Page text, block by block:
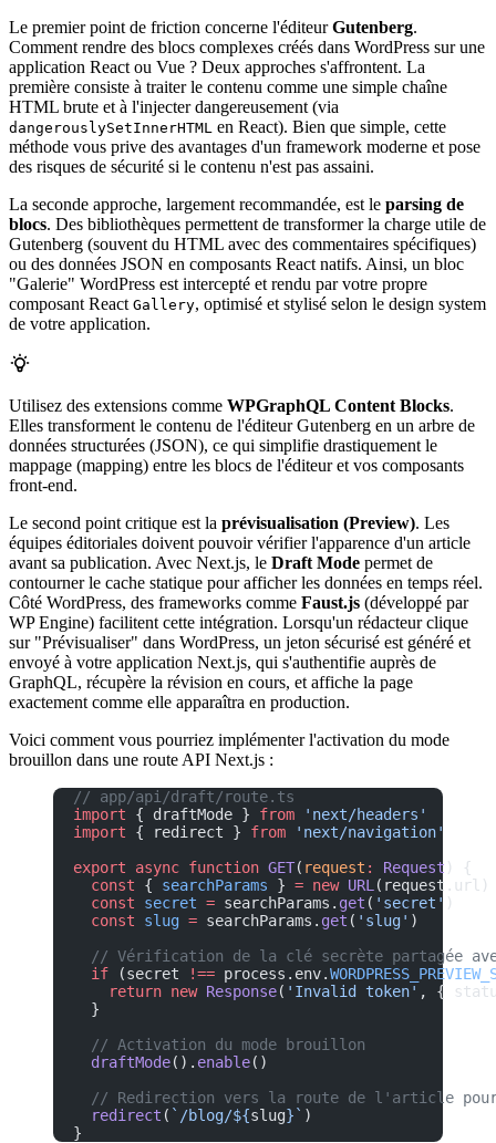
Le premier point de friction concerne l'éditeurGutenberg.
Comment rendre des blocs complexes créés dans WordPress sur une
application React ou Vue ? Deux approches s'affrontent. La
première consiste à traiter le contenu comme une simple chaîne
HTML brute et à l'injecter dangereusement (via
dangerouslySetInnerHTML en React). Bien que simple, cette
méthode vous prive des avantages d'un framework moderne et pose
des risques de sécurité si le contenu n'est pas assaini.
La seconde approche, largement recommandée, est le parsing de
blocs. Des bibliothèques permettent de transformer la charge utile de
Gutenberg (souvent du HTML avec des commentaires spécifiques)
ou des données JSON en composants React natifs. Ainsi, un bloc
"Galerie" WordPress est intercepté et rendu par votre propre
composant React Gallery, optimisé et stylisé selon le design system
de votre application.
Utilisez des extensions comme WPGraphQL Content Blocks.
Elles transforment le contenu de l'éditeur Gutenberg en un arbre de
données structurées (JSON), ce qui simplifie drastiquement le
mappage (mapping) entre les blocs de l'éditeur et vos composants
front-end.
Le second point critique est la prévisualisation (Preview). Les
équipes éditoriales doivent pouvoir vérifier l'apparence d'un article
avant sa publication. Avec Next.js, le Draft Mode permet de
contourner le cache statique pour afficher les données en temps réel.
Côté WordPress, des frameworks comme Faust.js (développé par
WP Engine) facilitent cette intégration. Lorsqu'un rédacteur clique
sur "Prévisualiser" dans WordPress, un jeton sécurisé est généré et
envoyé à votre application Next.js, qui s'authentifie auprès de
GraphQL, récupère la révision en cours, et affiche la page
exactement comme elle apparaîtra en production.
Voici comment vous pourriez implémenter l'activation du mode
brouillon dans une route API Next.js :
// app/api/draft/route.ts
import { draftMode } from 'next/headers'
import { redirect } from 'next/navigation'
export async function GET( request : Request ) {
  const
{ searchParams } = new URL (request.url)
  const
secret = searchParams. get ( 'secret' )
  const
slug = searchParams. get ( 'slug' )
// Vérification de la clé secrète partagée
  if
(secret !== process.env.
    return
new Response( 'Invalid token' , {
  }
  // Activation du mode brouillon
  draftMode
(). enable()
// Redirection vers la route de l'article
  redirect
( `/blog/${slug}` )
}